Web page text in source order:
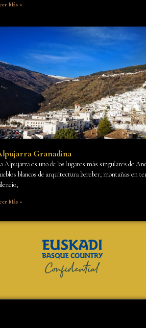
Más »
Granadina
Alpujarra es uno de los lugares más singulares de
blancos de arquitectura bereber, montañas en
Más »